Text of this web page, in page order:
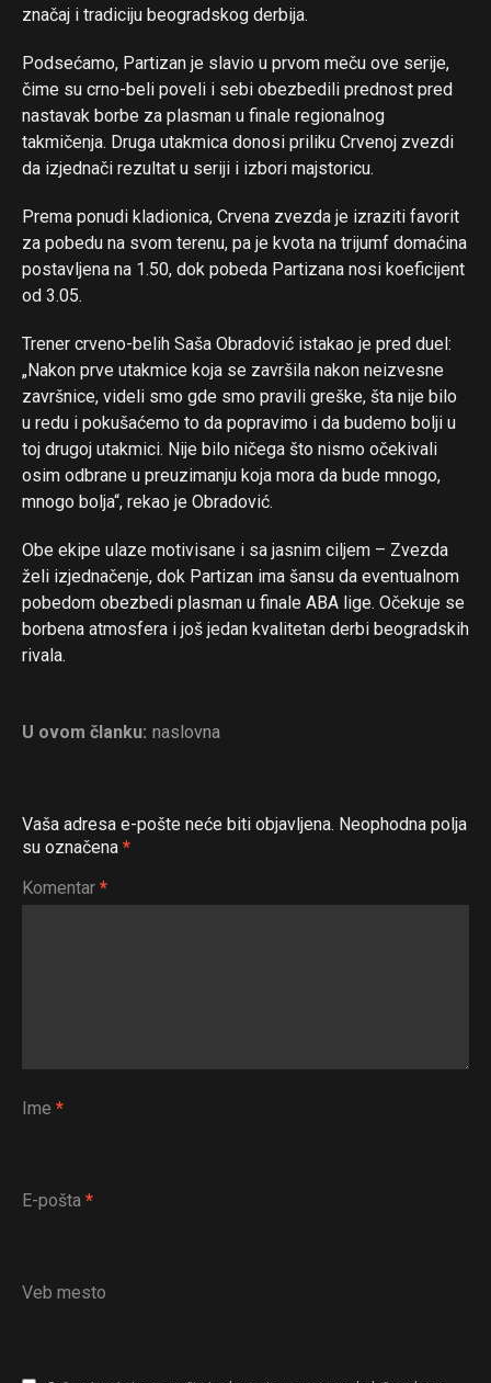
značaj i tradiciju beogradskog derbija.
Podsećamo, Partizan je slavio u prvom meču ove serije,
čime su crno-beli poveli i sebi obezbedili prednost pred
nastavak borbe za plasman u finale regionalnog
takmičenja. Druga utakmica donosi priliku Crvenoj zvezdi
da izjednači rezultat u seriji i izbori majstoricu.
Prema ponudi kladionica, Crvena zvezda je izraziti favorit
za pobedu na svom terenu, pa je kvota na trijumf domaćina
postavljena na 1.50, dok pobeda Partizana nosi koeficijent
od 3.05.
Trener crveno-belih Saša Obradović istakao je pred duel:
„Nakon prve utakmice koja se završila nakon neizvesne
završnice, videli smo gde smo pravili greške, šta nije bilo
u redu i pokušaćemo to da popravimo i da budemo bolji u
toj drugoj utakmici. Nije bilo ničega što nismo očekivali
osim odbrane u preuzimanju koja mora da bude mnogo,
mnogo bolja“, rekao je Obradović.
Obe ekipe ulaze motivisane i sa jasnim ciljem – Zvezda
želi izjednačenje, dok Partizan ima šansu da eventualnom
pobedom obezbedi plasman u finale ABA lige. Očekuje se
borbena atmosfera i još jedan kvalitetan derbi beogradskih
rivala.
U ovom članku: naslovna
Vaša adresa e-pošte neće biti objavljena. Neophodna polja
su označena *
Komentar *
Ime *
E-pošta *
Veb mesto
Pinterest
Whatsapp
Email